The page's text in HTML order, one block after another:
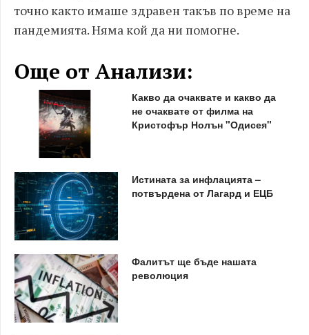
точно както имаше здравен такъв по време на
пандемията. Няма кой да ни помогне.
Още от Анализи:
Какво да очаквате и какво да
не очаквате от филма на
Кристофър Нолън "Одисея"
Истината за инфлацията –
потвърдена от Лагард и ЕЦБ
Фалитът ще бъде нашата
революция